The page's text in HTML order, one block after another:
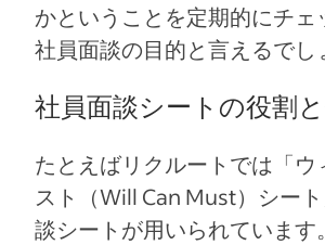
かということを定期的にチェ
社員面談の目的と言えるでし
社員面談シートの役割
たとえばリクルートでは「ウ
スト（Will Can Must）シー
談シートが用いられています